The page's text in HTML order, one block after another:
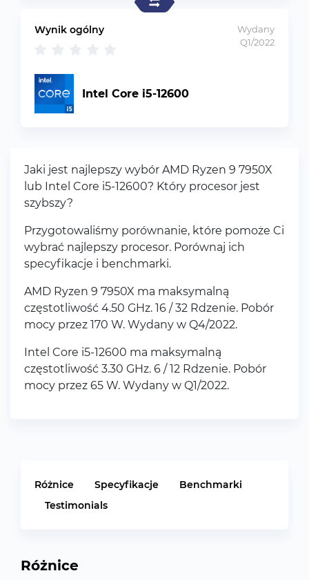
Wydany
Q1/2022
Wynik ogólny
Intel Core i5-12600
Jaki jest najlepszy wybór AMD Ryzen 9 7950X
lub Intel Core i5-12600? Który procesor jest
szybszy?
Przygotowaliśmy porównanie, które pomoże Ci
wybrać najlepszy procesor. Porównaj ich
specyfikacje i benchmarki.
AMD Ryzen 9 7950X ma maksymalną
częstotliwość 4.50 GHz. 16 / 32 Rdzenie. Pobór
mocy przez 170 W. Wydany w Q4/2022.
Intel Core i5-12600 ma maksymalną
częstotliwość 3.30 GHz. 6 / 12 Rdzenie. Pobór
mocy przez 65 W. Wydany w Q1/2022.
Różnice Specyfikacje
Benchmarki
Testimonials
Różnice